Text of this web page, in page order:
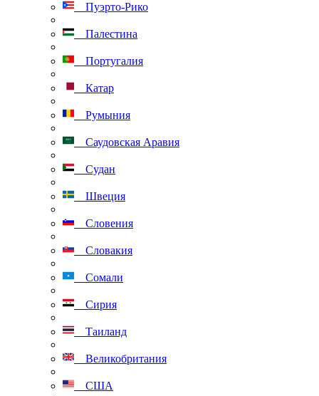
Пуэрто-Рико
Палестина
Португалия
Катар
Румыния
Саудовская Аравия
Судан
Швеция
Словения
Словакия
Сомали
Сирия
Таиланд
Великобритания
США